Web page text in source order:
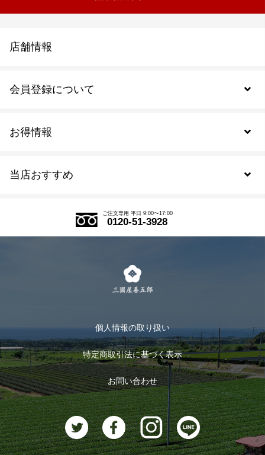
当店おすすめ
式部の香りシリーズ
お茶のギフト
おすすめのお茶
お茶に合うスイーツ
お得情報
会員登録について
会員規約について
ログイン
ログアウト
店舗情報
ご注文専用 平日 9:00〜17:00
0120-51-3928
個人情報の取り扱い
特定商取引法に基づく表示
お問い合わせ